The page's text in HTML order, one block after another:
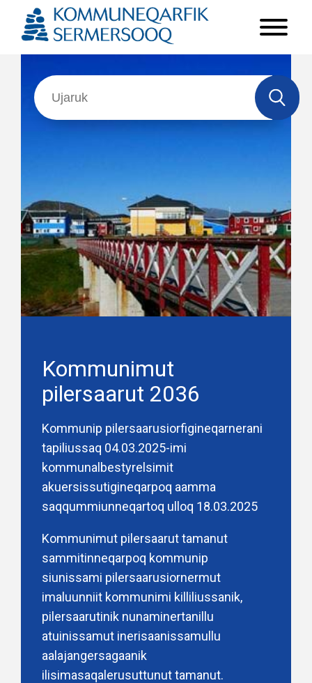
Kommunimut
pilersaarut 2036
Kommunip pilersaarusiorfigineqarnerani
tapiliussaq 04.03.2025-imi
kommunalbestyrelsimit
akuersissutigineqarpoq aamma
saqqummiunneqartoq ulloq 18.03.2025
Kommunimut pilersaarut tamanut
sammitinneqarpoq kommunip
siunissami pilersaarusiornermut
imaluunniit kommunimi killiliussanik,
pilersaarutinik nunaminertanillu
atuinissamut inerisaanissamullu
aalajangersagaanik
ilisimasaqalerusuttunut tamanut.